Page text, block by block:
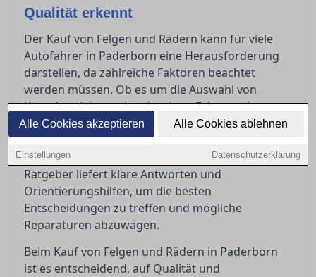
Alle Cookies akzeptieren Alle Cookies ablehnen
Einstellungen Datenschutzerklärung
Qualität erkennt
Der Kauf von Felgen und Rädern kann für viele
Autofahrer in Paderborn eine Herausforderung
darstellen, da zahlreiche Faktoren beachtet
werden müssen. Ob es um die Auswahl von
Kompletträdern oder einzelnen Felgen geht,
Fachwissen über die Qualitätsmerkmale und
rechtlichen Anforderungen wie ABE und
Eintragungspflicht ist unerlässlich. Dieser
Ratgeber liefert klare Antworten und
Orientierungshilfen, um die besten
Entscheidungen zu treffen und mögliche
Reparaturen abzuwägen.
Beim Kauf von Felgen und Rädern in Paderborn
ist es entscheidend, auf Qualität und